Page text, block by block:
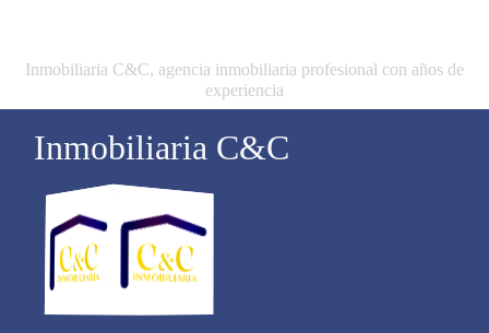
Inmobiliaria C&C, agencia inmobiliaria profesional con años de
experiencia
Inmobiliaria C&C